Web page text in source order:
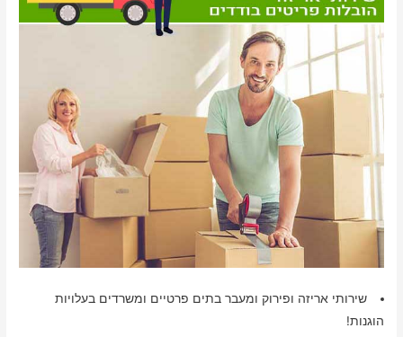
שירותי אריזה ופירוק ומעבר בתים פרטיים ומשרדים בעלויות
הוגנות!